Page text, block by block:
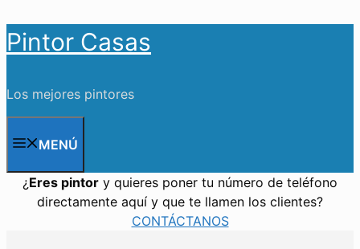
Saltar
al
Pintor Casas
Los mejores pintores
MENÚ
¿Eres pintor y quieres poner tu número de teléfono
directamente aquí y que te llamen los clientes?
CONTÁCTANOS